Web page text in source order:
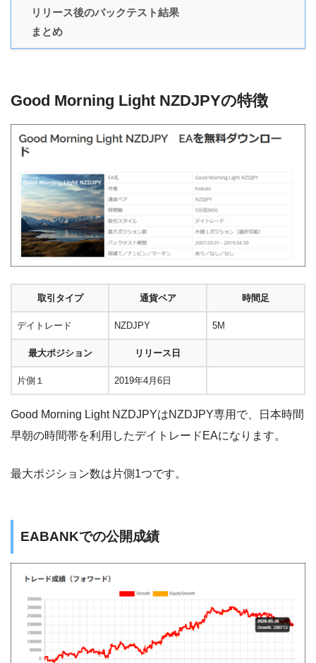
リリース後のバックテスト結果
まとめ
Good Morning Light NZDJPYの特徴
取引タイプ 通貨ペア 時間足
デイトレード NZDJPY 5M
最大ポジション リリース日
片側１ 2019年4月6日
Good Morning Light NZDJPYはNZDJPY専用で、日本時間
早朝の時間帯を利用したデイトレードEAになります。
最大ポジション数は片側1つです。
EABANKでの公開成績